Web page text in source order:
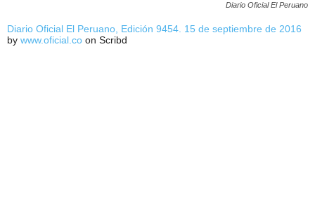
Diario Oficial El Peruano
Diario Oficial El Peruano, Edición 9454. 15 de septiembre de 2016
by www.oficial.co on Scribd